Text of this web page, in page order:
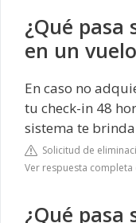
¿Qué pasa
en un
En caso no
tu check-in 48
sistema te
Solicitud de
Ver respuesta
¿Qué pasa